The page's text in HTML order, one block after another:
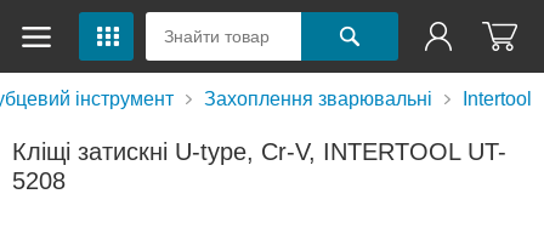
інструмент Захоплення зварювальні Intertool
Кліщі затискні U-type, Cr-V, INTERTOOL UT-
5208